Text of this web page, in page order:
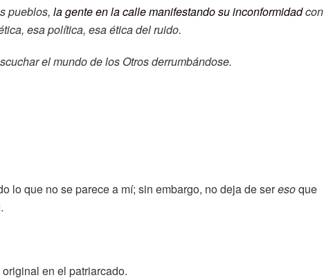
pueblos, la gente en la calle manifestando su inconformidadcon
esa política, esa ética del ruido.
el mundo de los Otros derrumbándose.
lo que no se parece a mí; sin embargo, no deja de seresoque
en el patriarcado.